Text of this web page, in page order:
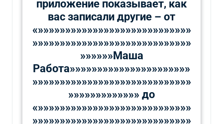
приложение показывает, как
вас записали другие – от
«»»»»»»»»»»»»»»»»»»»»»»»»»»»»
»»»»»»»»»»»»»»»»»»»»»»»»»»»»»
»»»»»»Маша
Работа»»»»»»»»»»»»»»»»»»»»»»
»»»»»»»»»»»»»»»»»»»»»»»»»»»»»
»»»»»»»»»»»»» до
«»»»»»»»»»»»»»»»»»»»»»»»»»»»»
»»»»»»»»»»»»»»»»»»»»»»»»»»»»»